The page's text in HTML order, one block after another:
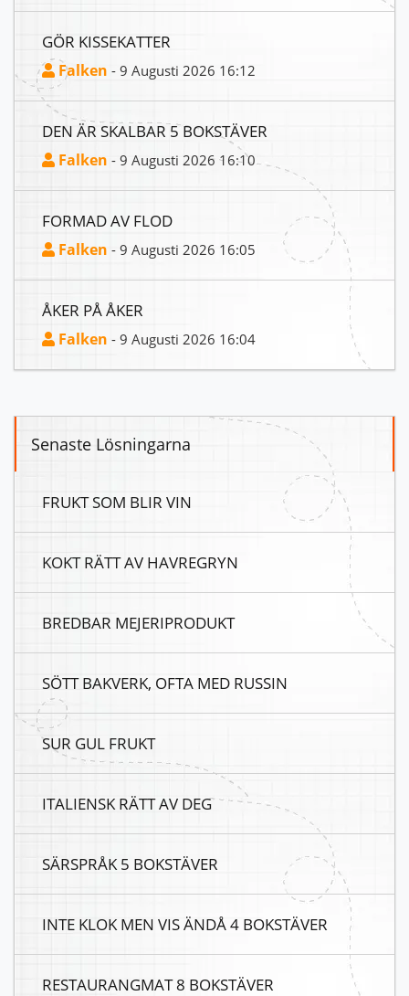
GÖR KISSEKATTER
Falken - 9 Augusti 2026 16:12
DEN ÄR SKALBAR 5 BOKSTÄVER
Falken - 9 Augusti 2026 16:10
FORMAD AV FLOD
Falken - 9 Augusti 2026 16:05
ÅKER PÅ ÅKER
Falken - 9 Augusti 2026 16:04
Senaste Lösningarna
FRUKT SOM BLIR VIN
KOKT RÄTT AV HAVREGRYN
BREDBAR MEJERIPRODUKT
SÖTT BAKVERK, OFTA MED RUSSIN
SUR GUL FRUKT
ITALIENSK RÄTT AV DEG
SÄRSPRÅK 5 BOKSTÄVER
INTE KLOK MEN VIS ÄNDÅ 4 BOKSTÄVER
RESTAURANGMAT 8 BOKSTÄVER